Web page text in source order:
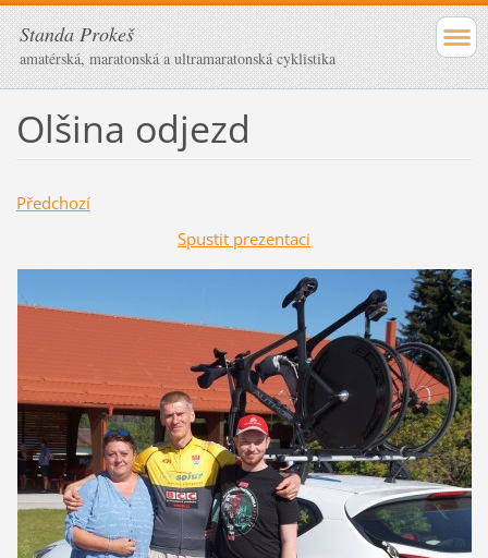
Standa Prokeš
amatérská, maratonská a ultramaratonská cyklistika
Olšina odjezd
Předchozí
Spustit prezentaci